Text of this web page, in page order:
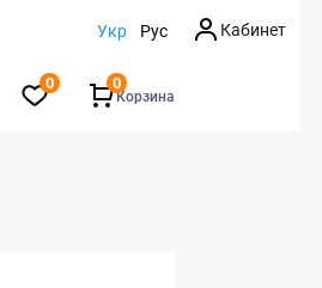
Укр Рус Кабинет
0
Корзина
0